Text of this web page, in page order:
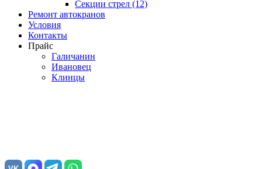
Секции стрел (12)
Ремонт автокранов
Условия
Контакты
Прайс
Галичанин
Ивановец
Клинцы